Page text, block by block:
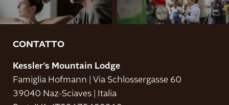
CONTATTO
Kessler’s Mountain Lodge
Famiglia Hofmann
Via Schlossergasse 60
39040 Naz-Sciaves
Italia